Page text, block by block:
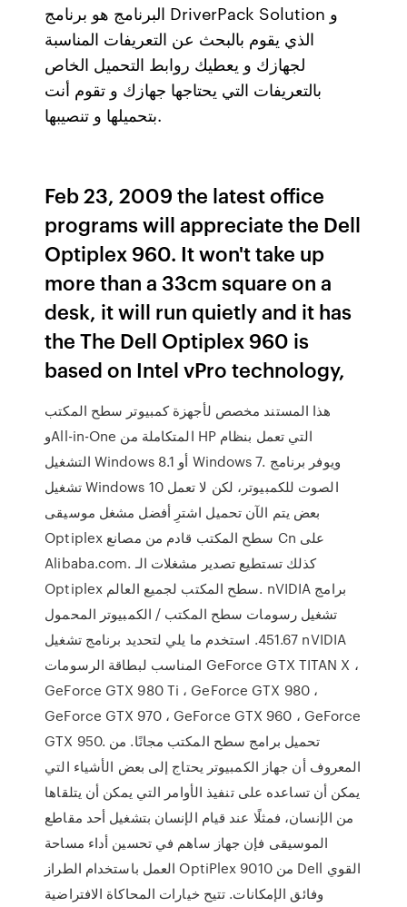
البرنامج هو برنامج DriverPack Solution و
الذي يقوم بالبحث عن التعريفات المناسبة
لجهازك و يعطيك روابط التحميل الخاص
بالتعريفات التي يحتاجها جهازك و تقوم أنت
بتحميلها و تنصيبها.
Feb 23, 2009 the latest office
programs will appreciate the Dell
Optiplex 960. It won't take up
more than a 33cm square on a
desk, it will run quietly and it has
the The Dell Optiplex 960 is
based on Intel vPro technology,
هذا المستند مخصص لأجهزة كمبيوتر سطح المكتب
وAll-in-One المتكاملة من HP التي تعمل بنظام
التشغيل Windows 8.1 أو Windows 7. ويوفر برنامج
تشغيل Windows 10 الصوت للكمبيوتر، لكن لا تعمل
بعض يتم الآن تحميل اشترِ أفضل مشغل موسيقى
Optiplex سطح المكتب قادم من مصانع Cn على
Alibaba.com. كذلك تستطيع تصدير مشغلات الـ
Optiplex سطح المكتب لجميع العالم. nVIDIA برامج
تشغيل رسومات سطح المكتب / الكمبيوتر المحمول
451.67. استخدم ما يلي لتحديد برنامج تشغيل nVIDIA
المناسب لبطاقة الرسومات GeForce GTX TITAN X ،
GeForce GTX 980 Ti ، GeForce GTX 980 ،
GeForce GTX 970 ، GeForce GTX 960 ، GeForce
GTX 950. تحميل برامج سطح المكتب مجانًا. من
المعروف أن جهاز الكمبيوتر يحتاج إلى بعض الأشياء التي
يمكن أن تساعده على تنفيذ الأوامر التي يمكن أن يتلقاها
من الإنسان، فمثلًا عند قيام الإنسان بتشغيل أحد مقاطع
الموسيقى فإن جهاز ساهم في تحسين أداء مساحة
العمل باستخدام الطراز OptiPlex 9010 من Dell القوي
وفائق الإمكانات. تتيح خيارات المحاكاة الافتراضية